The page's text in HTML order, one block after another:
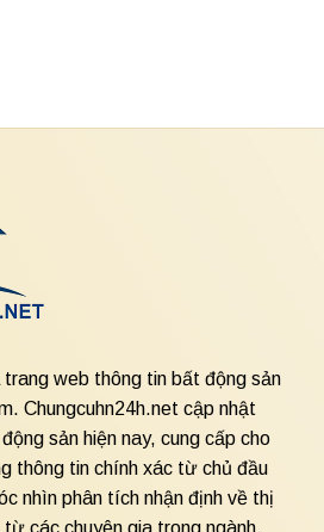
trang web thông tin bất động sản
Chungcuhn24h.net cập nhật
sản hiện nay, cung cấp cho
thông tin chính xác từ chủ đầu
nhìn phân tích nhận định về thị